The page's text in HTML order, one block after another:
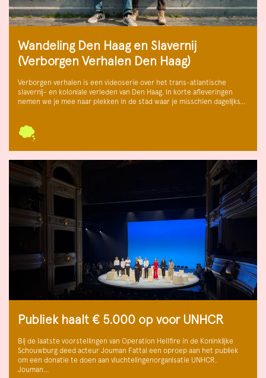
Wandeling Den Haag en Slavernij
(Verborgen Verhalen Den Haag)
Verborgen verhalen is een videoserie over het trans-atlantische
slavernij- en koloniale verleden van Den Haag. In korte afleveringen
nemen we je mee naar plekken in de stad waar je misschien dagelijks…
Publiek haalt € 5.000 op voor UNHCR
Bij de laatste voorstellingen van Operation Hellfire in de Koninklijke
Schouwburg deed acteur Jouman Fattal een oproep aan het publiek
om een donatie te doen aan vluchtelingenorganisatie UNHCR.
Jouman…